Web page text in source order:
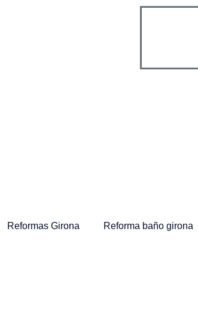
Reformas Girona Reforma baño girona